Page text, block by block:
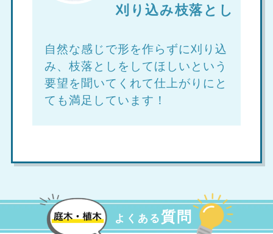
刈り込み枝落とし
自然な感じで形を作らずに刈り込
み、枝落としをしてほしいという
要望を聞いてくれて仕上がりにと
ても満足しています！
よくある質問